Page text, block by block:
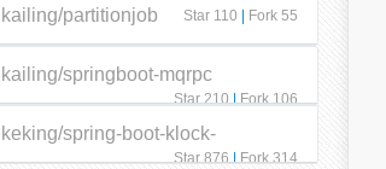
kailing/partitionjob Star 110 Fork 55
kailing/springboot-mqrpc
Star 210|Fork 106
keking/spring-boot-klock-
starter
Star 876|Fork 314